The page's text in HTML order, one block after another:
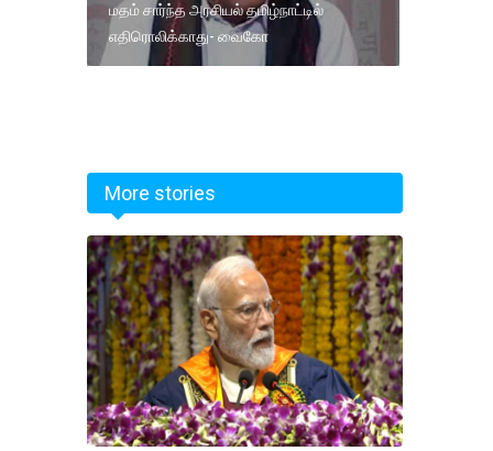
மதம் சார்ந்த அரசியல் தமிழ்நாட்டில்
எதிரொலிக்காது- வைகோ
More stories